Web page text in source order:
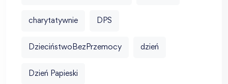
charytatywnie DPS
DzieciństwoBezPrzemocy dzień
Dzień Papieski